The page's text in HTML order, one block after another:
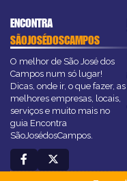
ENCONTRA
SÃOJOSÉDOSCAMPOS
O melhor de São José dos
Campos num só lugar!
Dicas, onde ir, o que fazer, as
melhores empresas, locais,
serviços e muito mais no
guia Encontra
SãoJosédosCampos.